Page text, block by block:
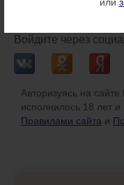
Войдите через
Авторизуясь на
исполнилось 18 лет
Правилами сайта и